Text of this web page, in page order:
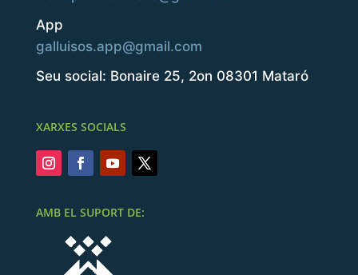
App
galluisos.app@gmail.com
Seu social: Bonaire 25, 2on 08301 Mataró
XARXES SOCIALS
AMB EL SUPORT DE: